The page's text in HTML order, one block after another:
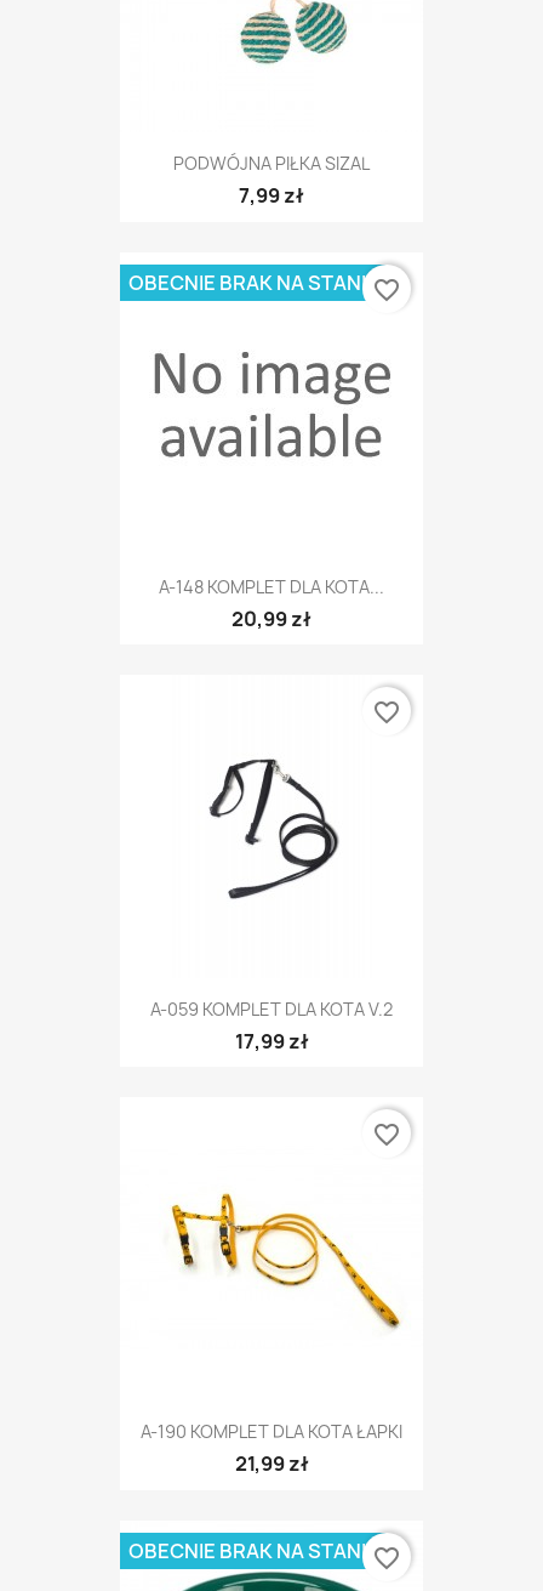
PODWÓJNA PIŁKA SIZAL
7,99 zł
A-148 KOMPLET DLA KOTA...
20,99 zł
OBECNIE BRAK NA STANIEfavorite_border
A-059 KOMPLET DLA KOTA V.2
17,99 zł
favorite_border
A-190 KOMPLET DLA KOTA ŁAPKI
21,99 zł
favorite_border
OBECNIE BRAK NA STANIEfavorite_border